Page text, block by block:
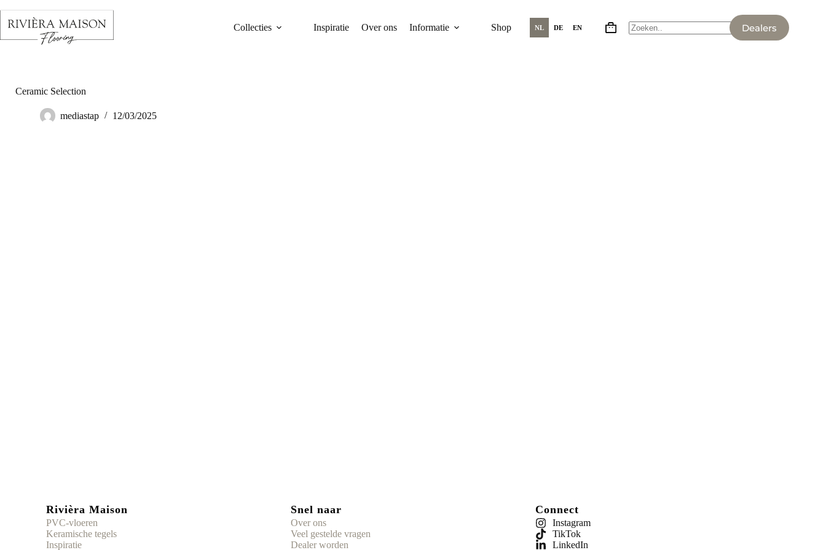
Collecties Inspiratie Over ons Informatie Shop NL DE EN Dealers
Ceramic Selection
mediastap 12/03/2025
Rivièra Maison
PVC-vloeren
Keramische tegels
Inspiratie
Snel naar
Over ons
Veel gestelde vragen
Dealer worden
Connect
Instagram
TikTok
LinkedIn